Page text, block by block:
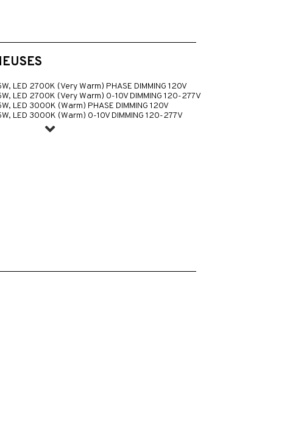
LED 2700K (Very Warm) PHASE DIMMING 120V
LED 2700K (Very Warm) 0-10V DIMMING 120-277V
LED 3000K (Warm) PHASE DIMMING 120V
LED 3000K (Warm) 0-10V DIMMING 120-277V